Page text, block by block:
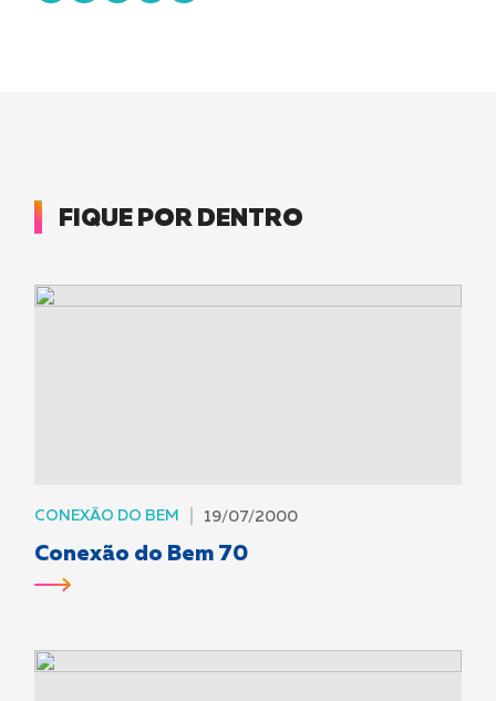
FIQUE POR DENTRO
CONEXÃO DO BEM 19/07/2000
Conexão do Bem 70